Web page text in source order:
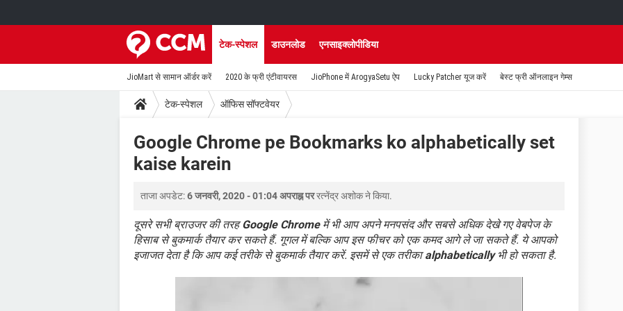
टेक-स्पेशल डाउनलोड एनसाइक्लोपीडिया
JioMart से सामान ऑर्डर करें 2020 के फ्री एंटीवायरस JioPhone में ArogyaSetu ऐप Lucky Patcher यूज करें बेस्ट फ्री ऑनलाइन गेम्स
टेक-स्पेशल ऑफिस सॉफ्टवेयर
Google Chrome pe Bookmarks ko alphabetically set
kaise karein
ताजा अपडेट:6 जनवरी, 2020 - 01:04 अपराह्न पररत्नेंद्र अशोकने किया.
दूसरे सभी ब्राउजर की तरहGoogle Chromeमें भी आप अपने मनपसंद और सबसे अधिक देखे गए वेबपेज के
हिसाब से बुकमार्क तैयार कर सकते हैं. गूगल में बल्कि आप इस फीचर को एक कमद आगे ले जा सकते हैं. ये आपको
इजाजत देता है कि आप कई तरीके से बुकमार्क तैयार करें. इसमें से एक तरीकाalphabeticallyभी हो सकता है.